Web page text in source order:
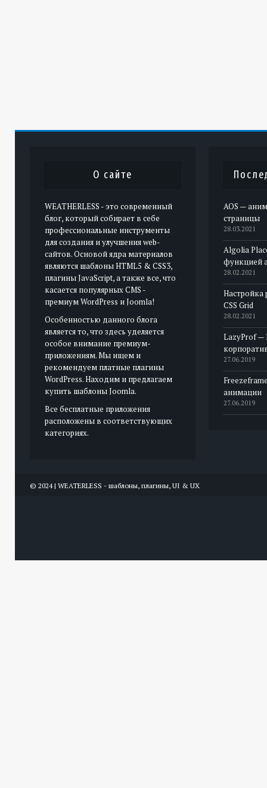
О сайте
WEATHERLESS - это современный
блог, который собирает в себе
профессиональные инструменты
для создания и улучшения web-
сайтов. Основой ядра материалов
являются шаблоны HTML5 & CSS3,
плагины JavaScript, а также все, что
касается популярных CMS -
премиум WordPress и Joomla!
Особенностью данного блога
является то, что здесь уделяется
особое внимание премиум-
приложениям. Мы ищем и
рекомендуем платные плагины
WordPress. Находим и предлагаем
купить шаблоны Joomla.
Все бесплатные приложения
расположены в соответствующих
категориях.
AOS —
страницы
28.03.2021
Algolia
функцией
28.02.2021
Настройка
CSS Grid
28.02.2021
LazyProf —
27.06.2019
анимации
27.06.2019
© 2024 | WEATERLESS - шаблоны, плагины, UI & UX